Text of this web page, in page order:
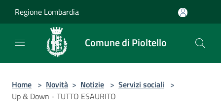
Regione Lombardia
Comune di Pioltello
Home > Novità > Notizie > Servizi sociali >
Up & Down - TUTTO ESAURITO